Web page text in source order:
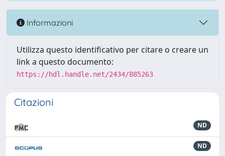
Informazioni
Utilizza questo identificativo per citare o creare un
link a questo documento:
https://hdl.handle.net/2434/885263
Citazioni
ND
ND